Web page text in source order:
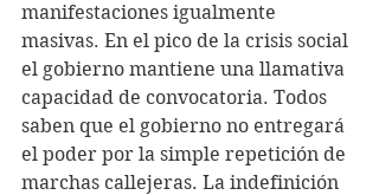
manifestaciones igualmente
masivas. En el pico de la crisis social
el gobierno mantiene una llamativa
capacidad de convocatoria. Todos
saben que el gobierno no entregará
el poder por la simple repetición de
marchas callejeras. La indefinición